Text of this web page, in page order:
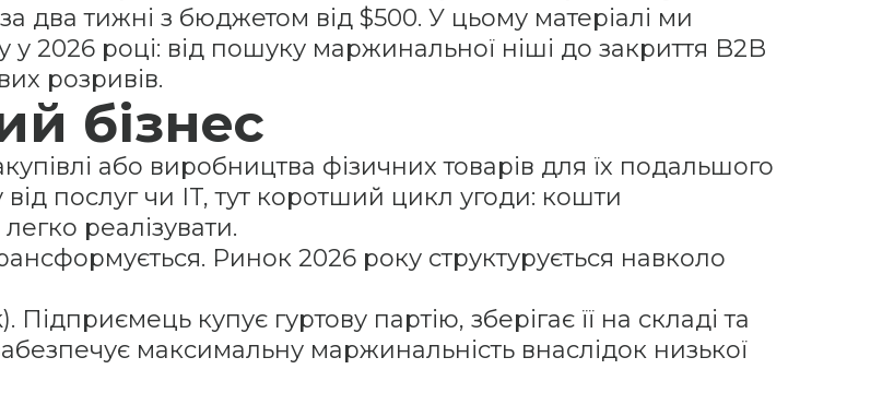
два тижні з бюджетом від $500. У цьому матеріалі ми
2026 році: від пошуку маржинальної ніші до закриття B2B
розривів.
бізнес
або виробництва фізичних товарів для їх подальшого
послуг чи IT, тут коротший цикл угоди: кошти
реалізувати.
Ринок 2026 року структурується навколо
купує гуртову партію, зберігає її на складі та
максимальну маржинальність внаслідок низької